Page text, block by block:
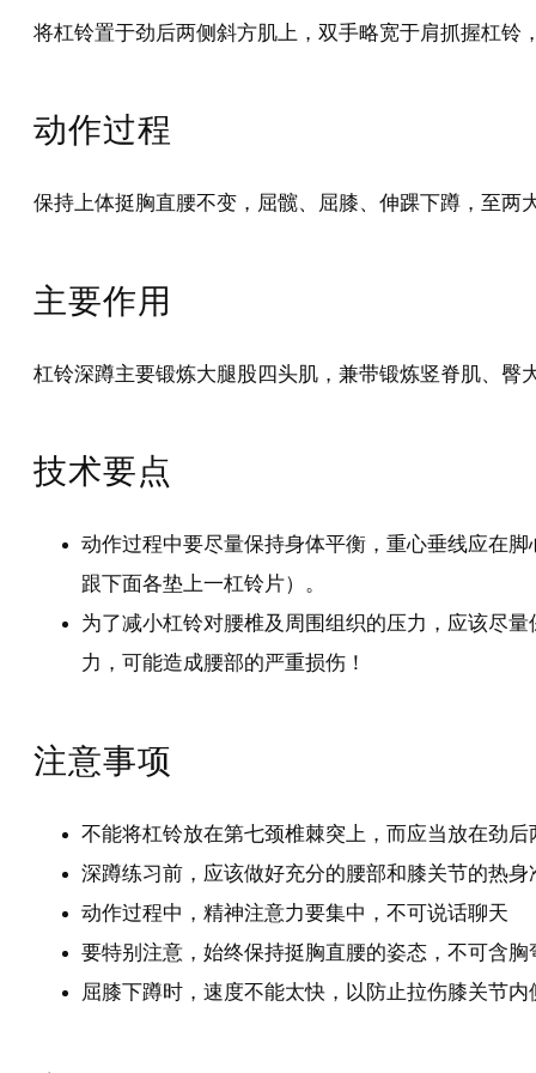
将杠铃置于劲后两侧斜方肌上，双手略宽于肩抓握杠
动作过程
保持上体挺胸直腰不变，屈髋、屈膝、伸踝下蹲，至
主要作用
杠铃深蹲主要锻炼大腿股四头肌，兼带锻炼竖脊肌、臀
技术要点
动作过程中要尽量保持身体平衡，重心垂线应在
跟下面各垫上一杠铃片）。
为了减小杠铃对腰椎及周围组织的压力，应该尽
力，可能造成腰部的严重损伤！
注意事项
不能将杠铃放在第七颈椎棘突上，而应当放在劲后
深蹲练习前，应该做好充分的腰部和膝关节的热
动作过程中，精神注意力要集中，不可说话聊天
要特别注意，始终保持挺胸直腰的姿态，不可含
屈膝下蹲时，速度不能太快，以防止拉伤膝关节内